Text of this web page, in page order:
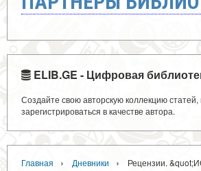
ELIB.GE - Цифровая
Создайте свою авторскую коллекцию
зарегистрироваться в качестве автора.
Главная › Дневники › Рецензии.